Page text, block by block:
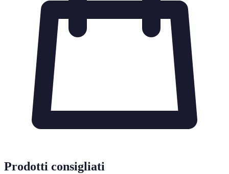
Prodotti consigliati